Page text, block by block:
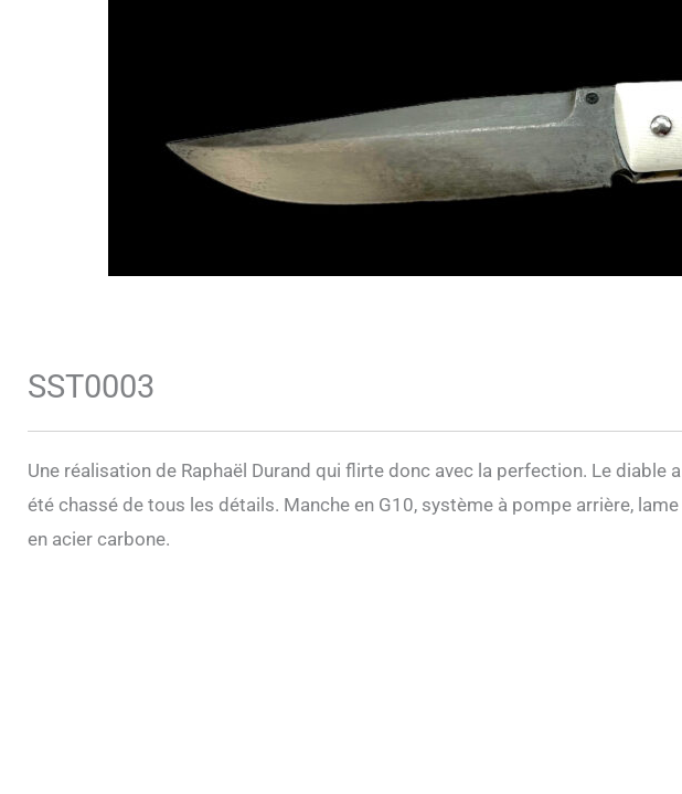
SST0003
Une réalisation de Raphaël Durand qui flirte donc avec la perfection. Le diable a
été chassé de tous les détails. Manche en G10, système à pompe arrière, lame
en acier carbone.